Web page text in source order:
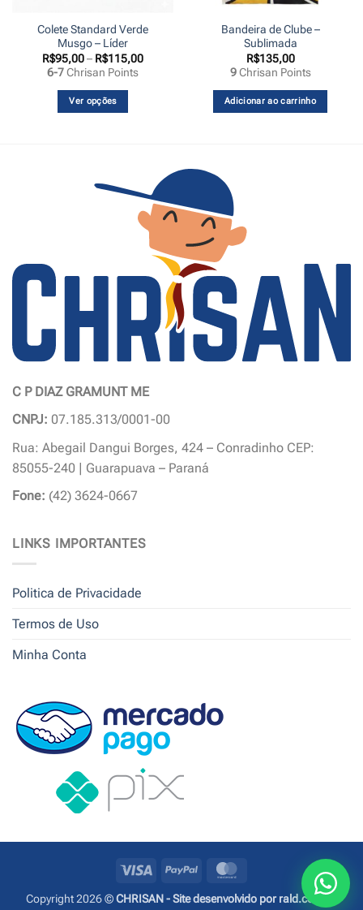
Colete Standard Verde
Musgo – Líder
R$95,00– R$115,00Faixa
6-7Chrisan Points
Ver opções
variantes.
escolhidas
do
Bandeira de Clube –
Sublimada
R$135,00
9Chrisan Points
Adicionar ao carrinho
C P DIAZ GRAMUNT ME
CNPJ: 07.185.313/0001-00
Rua: Abegail Dangui Borges, 424 – Conradinho CEP:
85055-240 | Guarapuava – Paraná
Fone: (42) 3624-0667
LINKS IMPORTANTES
Politica de Privacidade
Termos de Uso
Minha Conta
Visa PayPal
Copyright 2026 ©CHRISAN - Site desenvolvido por rald.com.br